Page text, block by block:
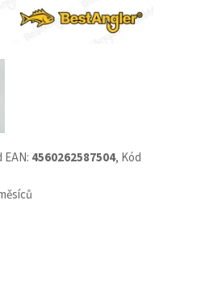
EAN: 4560262587504, Kód